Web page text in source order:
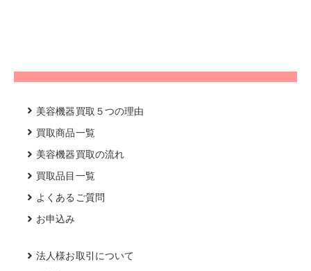
美容機器買取５つの理由
買取商品一覧
美容機器買取の流れ
買取品目一覧
よくあるご質問
お申込み
法人様お取引について